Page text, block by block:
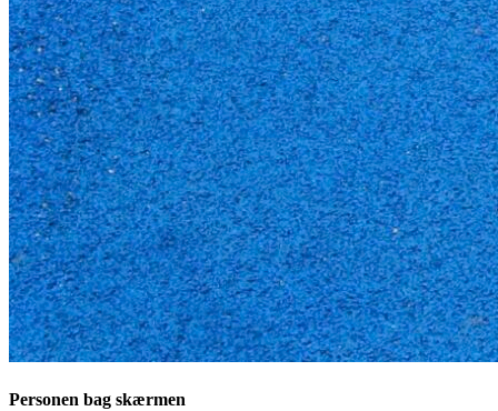
Personen bag skærmen